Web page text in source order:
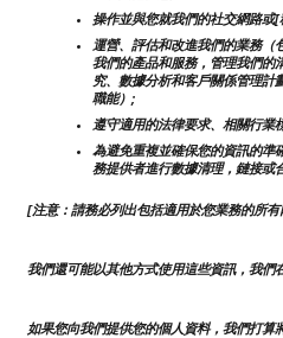
操作並與您就我們的社交網路或
運營、評估和改進我們的業務（
我們的產品和服務，管理我們的
究、數據分析和客戶關係管理計
職能）;
遵守適用的法律要求、相關行業
為避免重複並確保您的資訊的準
務提供者進行數據清理，鏈接或
[注意：請務必列出包括適用於您業務的所有
我們還可能以其他方式使用這些資訊，我們
如果您向我們提供您的個人資料，我們打算